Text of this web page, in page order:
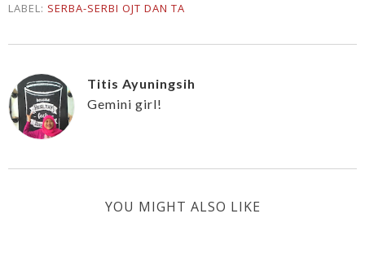
LABEL: SERBA-SERBI OJT DAN TA
Titis Ayuningsih
Gemini girl!
YOU MIGHT ALSO LIKE